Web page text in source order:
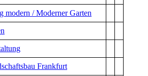
modern / Moderner Garten
Frankfurt